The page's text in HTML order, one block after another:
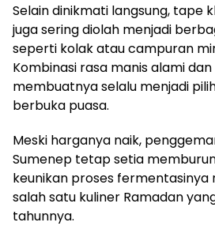
Selain dinikmati langsung, tape
juga sering diolah menjadi
seperti kolak atau campuran
Kombinasi rasa manis alami
membuatnya selalu menjadi
berbuka puasa.
Meski harganya naik,
Sumenep tetap setia
keunikan proses fermentasinya
salah satu kuliner Ramadan
tahunnya.